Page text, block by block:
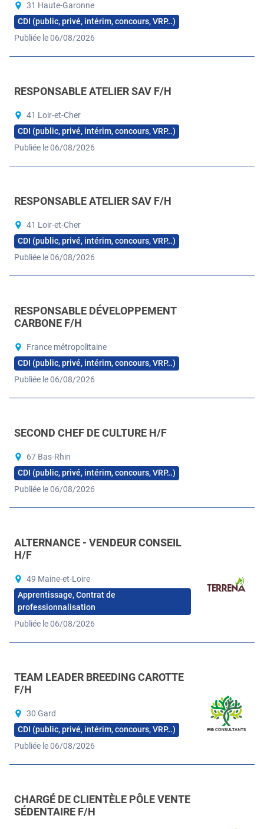
31 Haute-Garonne
CDI (public, privé, intérim, concours, VRP…)
Publiée le 06/08/2026
RESPONSABLE ATELIER SAV F/H
41 Loir-et-Cher
CDI (public, privé, intérim, concours, VRP…)
Publiée le 06/08/2026
RESPONSABLE ATELIER SAV F/H
41 Loir-et-Cher
CDI (public, privé, intérim, concours, VRP…)
Publiée le 06/08/2026
RESPONSABLE DÉVELOPPEMENT
CARBONE F/H
France métropolitaine
CDI (public, privé, intérim, concours, VRP…)
Publiée le 06/08/2026
SECOND CHEF DE CULTURE H/F
67 Bas-Rhin
CDI (public, privé, intérim, concours, VRP…)
Publiée le 06/08/2026
ALTERNANCE - VENDEUR CONSEIL
H/F
49 Maine-et-Loire
Apprentissage, Contrat de
professionnalisation
Publiée le 06/08/2026
TEAM LEADER BREEDING CAROTTE
F/H
30 Gard
CDI (public, privé, intérim, concours, VRP…)
Publiée le 06/08/2026
CHARGÉ DE CLIENTÈLE PÔLE VENTE
SÉDENTAIRE F/H